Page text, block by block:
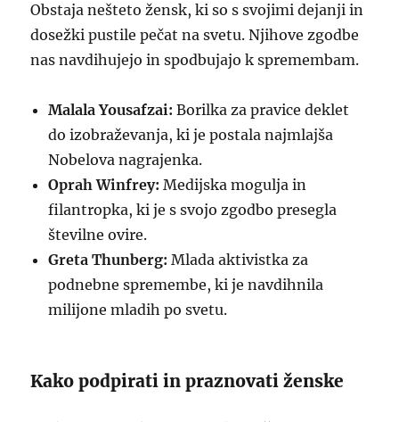
Obstaja nešteto žensk, ki so s svojimi dejanji in
dosežki pustile pečat na svetu. Njihove zgodbe
nas navdihujejo in spodbujajo k spremembam.
Malala Yousafzai: Borilka za pravice deklet
do izobraževanja, ki je postala najmlajša
Nobelova nagrajenka.
Oprah Winfrey: Medijska mogulja in
filantropka, ki je s svojo zgodbo presegla
številne ovire.
Greta Thunberg: Mlada aktivistka za
podnebne spremembe, ki je navdihnila
milijone mladih po svetu.
Kako podpirati in praznovati ženske